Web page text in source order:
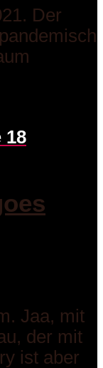
Der
18
Jaa, mit
der mit
ist aber